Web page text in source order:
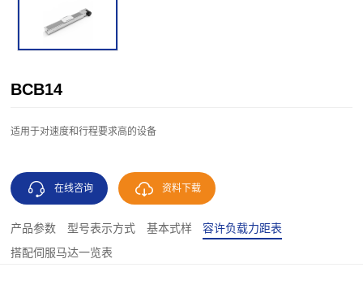
BCB14
适用于对速度和行程要求高的设备
在线咨询 资料下载
产品参数 型号表示方式 基本式样
容许负载力距表
搭配伺服马达一览表